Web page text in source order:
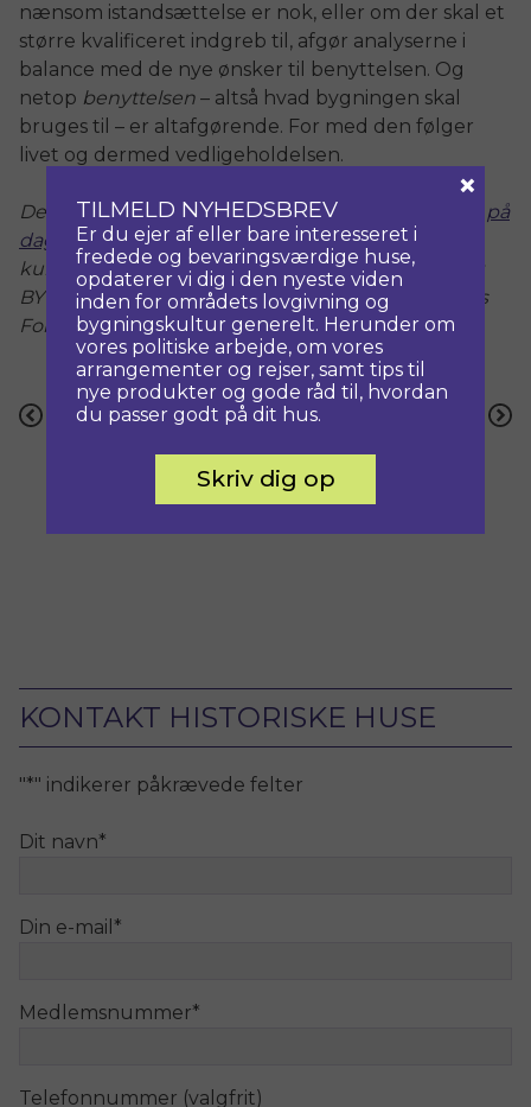
nænsom istandsættelse er nok, eller om der skal et
større kvalificeret indgreb til, afgør analyserne i
balance med de nye ønsker til benyttelsen. Og
netop benyttelsen – altså hvad bygningen skal
bruges til – er altafgørende. For med den følger
livet og dermed vedligeholdelsen.
Dette er et sammendrag fra bloggen
Renovering på
dagsordenenaf Jesper Backs artikel ”(Gen)brug
kulturarven – men pas på værdierne” i magasinet
BYG – Bæredygtigt byggeri nr. 1 2016 / Arkitektens
Forlag.
Indlægsnavigation
Forrige
KONTAKT HISTORISKE HUSE
"*" indikerer påkrævede felter
Dit navn*
Din e-mail *
Medlemsnummer*
Telefonnummer (valgfrit)
TILMELD NYHEDSBREV
Er du ejer af eller bare interesseret i
fredede og bevaringsværdige huse,
opdaterer vi dig i den nyeste viden
inden for områdets lovgivning og
bygningskultur generelt. Herunder om
vores politiske arbejde, om vores
arrangementer og rejser, samt tips til
nye produkter og gode råd til, hvordan
du passer godt på dit hus.
Skriv dig op
×